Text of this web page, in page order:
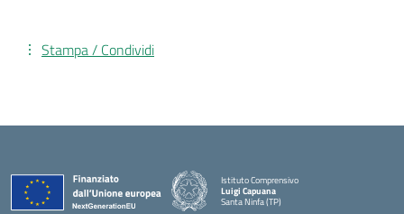
Stampa / Condividi
Istituto Comprensivo
Luigi Capuana
Santa Ninfa (TP)